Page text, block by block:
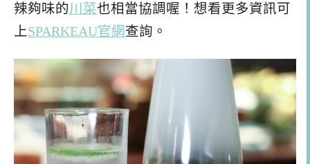
辣夠味的川菜也相當協調喔！想看更多資訊可
上SPARKEAU官網查詢。